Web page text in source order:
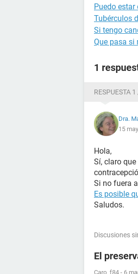
Puedo
Tubérculos
Si tengo
Que pasa si
1
RESPUESTA 1
Dra.
15
Hola,
Sí, claro
Si no fuera
Es posible
Saludos.
Discusiones
El
Caro_f84 - 6